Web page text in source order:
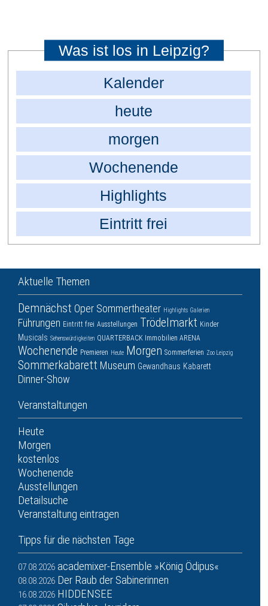
Was ist los in Leipzig?
Kalender
heute
morgen
Wochenende
Highlights
Eintritt frei
Aktuelle Themen
Demnächst Oper Sommertheater Highlights Galerien
Führungen Eintritt frei Ausstellungen Trödelmarkt Kinder
Musicals Sehenswürdigkeiten QUARTERBACK Immobilien ARENA
Wochenende Premieren Heute Morgen Sommerferien Zoo Leipzig
Sommerkabarett Museum Gewandhaus Kabarett
Dinner-Show
Veranstaltungen
Heute
Morgen
kostenlos
Wochenende
Ausstellungen
Detailsuche
Veranstaltung eintragen
Tipps für die nächsten Tage
07.08.2026 academixer-Ensemble »König Ödipus«
08.08.2026 Der Raub der Sabinerinnen
16.08.2026 HIDDENSEE